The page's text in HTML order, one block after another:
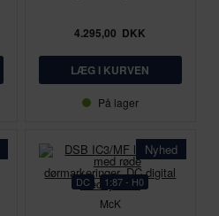
4.295,00 DKK
På lager
Nyhed
DC 1:87 - H0
McK